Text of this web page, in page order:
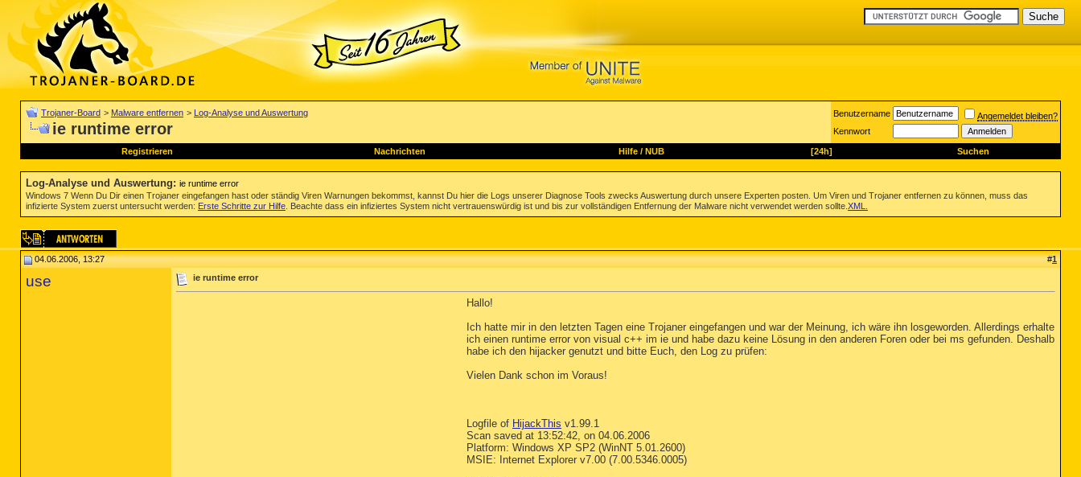
Trojaner-Board > Malware entfernen > Log-Analyse und Auswertung
ie runtime error
Benutzername
Angemeldet bleiben?
Kennwort
Registrieren Nachrichten Hilfe/ NUB [24h] Suchen
Log-Analyse und Auswertung: ie runtime error
Windows 7 Wenn Du Dir einen Trojaner eingefangen hast oder ständig Viren Warnungen bekommst, kannst Du hier die Logs unserer Diagnose Tools zwecks Auswertung durch unsere Experten posten. Um Viren und Trojaner entfernen zu können, muss das
infizierte System zuerst untersucht werden: Erste Schritte zur Hilfe . Beachte dass ein infiziertes System nicht vertrauenswürdig ist und bis zur vollständigen Entfernung der Malware nicht verwendet werden sollte. XML
04.06.2006, 13:27 #1
use ie runtime error
Hallo!
Ich hatte mir in den letzten Tagen eine Trojaner eingefangen und war der Meinung, ich wäre ihn losgeworden. Allerdings erhalte
ich einen runtime error von visual c++ im ie und habe dazu keine Lösung in den anderen Foren oder bei ms gefunden. Deshalb
habe ich den hijacker genutzt und bitte Euch, den Log zu prüfen:
Vielen Dank schon im Voraus!
Logfile of HijackThis v1.99.1
Scan saved at 13:52:42, on 04.06.2006
Platform: Windows XP SP2 (WinNT 5.01.2600)
MSIE: Internet Explorer v7.00 (7.00.5346.0005)